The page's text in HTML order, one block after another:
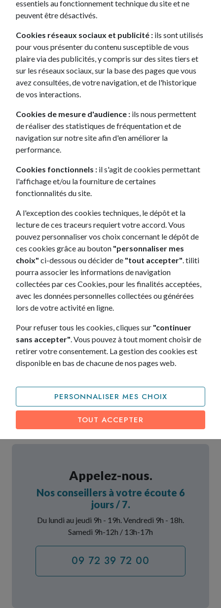
essentiels au fonctionnement technique du site et ne
peuvent être désactivés.
Cookies réseaux sociaux et publicité : ils sont utilisés
pour vous présenter du contenu susceptible de vous
plaire via des publicités, y compris sur des sites tiers et
sur les réseaux sociaux, sur la base des pages que vous
avez consultées, de votre navigation, et de l'historique
de vos interactions.
Cookies de mesure d'audience : ils nous permettent
de réaliser des statistiques de fréquentation et de
navigation sur notre site afin d'en améliorer la
performance.
Cookies fonctionnels : il s'agit de cookies permettant
l'affichage et/ou la fourniture de certaines
fonctionnalités du site.
A l'exception des cookies techniques, le dépôt et la
lecture de ces traceurs requiert votre accord. Vous
pouvez personnaliser vos choix concernant le dépôt de
ces cookies grâce au bouton "personnaliser mes
choix" ci-dessous ou décider de "tout accepter" . tiliti
pourra associer les informations de navigation
collectées par ces Cookies, pour les finalités acceptées,
avec les données personnelles collectées ou générées
lors de votre activité en ligne.
Pour refuser tous les cookies, cliques sur "continuer
sans accepter" . Vous pouvez à tout moment choisir de
retirer votre consentement. La gestion des cookies est
disponible en bas de chacune de nos pages web.
PERSONNALISER MES CHOIX
TOUT ACCEPTER
à partir de595€ /mois
Tesla Model Y
Standard
SUV
JE LA DÉCOUVRE
Appelez-nous.
Nos conseillers à votre écoute 6
jours / 7.
Du lundi au jeudi 9h - 19h. Vendredi 9h - 18h.
Samedi 9h-12h / 13h-17h
09 72 39 72 00